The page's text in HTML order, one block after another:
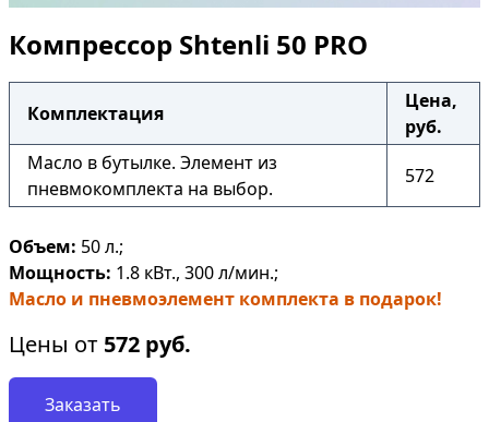
Компрессор Shtenli 50 PRO
Комплектация
Цена,
руб.
Масло в бутылке. Элемент из
пневмокомплекта на выбор.
572
Объем: 50 л.;
Мощность: 1.8 кВт., 300 л/мин.;
Масло и пневмоэлемент комплекта в подарок!
Цены от 572 руб.
Заказать